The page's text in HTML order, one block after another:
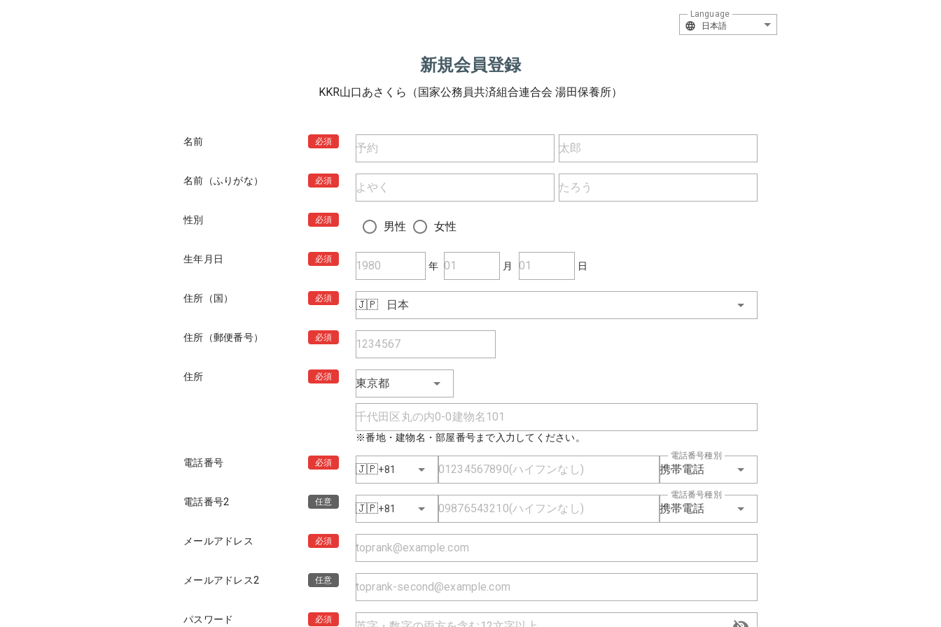
日本語
Language
新規会員登録
KKR山口あさくら（国家公務員共済組合連合会 湯田保養所）
名前 必須
名前（ふりがな） 必須
性別 必須 男性 女性
生年月日 必須
年 月 日
住所（国） 必須 🇯🇵 日本
住所（郵便番号） 必須
住所 必須 東京都
※番地・建物名・部屋番号まで入力してください。
電話番号 必須 🇯🇵+81 携帯電話
電話番号種別
電話番号2 任意 🇯🇵+81 携帯電話
電話番号種別
メールアドレス 必須
メールアドレス2 任意
パスワード 必須